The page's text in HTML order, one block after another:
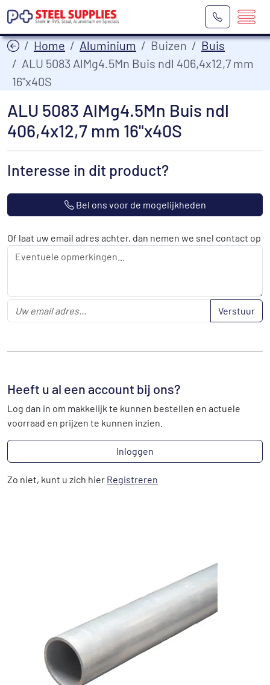
Home Aluminium Buizen
Buis
ALU 5083 AlMg4.5Mn Buis ndl 406,4x12,7 mm
16"x40S
ALU 5083 AlMg4.5Mn Buis ndl
406,4x12,7 mm 16"x40S
Interesse in dit product?
Bel ons voor de mogelijkheden
Of laat uw email adres achter, dan nemen we snel contact op
Verstuur
Heeft u al een account bij ons?
Log dan in om makkelijk te kunnen bestellen en actuele
voorraad en prijzen te kunnen inzien.
Inloggen
Zo niet, kunt u zich hier Registreren